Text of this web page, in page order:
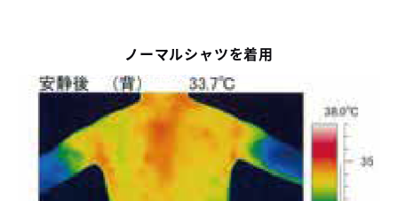
ノーマルシャツを着用